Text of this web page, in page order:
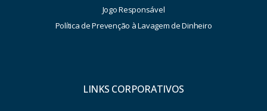
Jogo Responsável
Política de Prevenção à Lavagem de Dinheiro
LINKS CORPORATIVOS